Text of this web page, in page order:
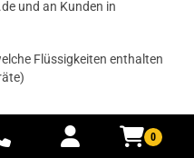
0
eines Kommentars
und an Kunden in
Flüssigkeiten enthalten